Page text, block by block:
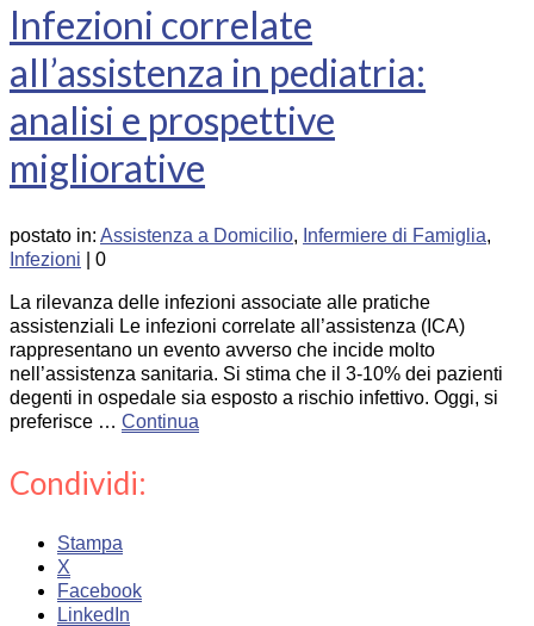
Infezioni correlate
all’assistenza in pediatria:
analisi e prospettive
migliorative
postato in: Assistenza a Domicilio, Infermiere di Famiglia,
Infezioni
0
La rilevanza delle infezioni associate alle pratiche
assistenziali Le infezioni correlate all’assistenza (ICA)
rappresentano un evento avverso che incide molto
nell’assistenza sanitaria. Si stima che il 3-10% dei pazienti
degenti in ospedale sia esposto a rischio infettivo. Oggi, si
preferisce … Continua
Condividi:
Stampa
X
Facebook
LinkedIn